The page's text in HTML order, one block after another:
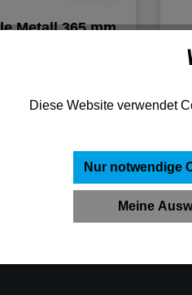
Metall 365 mm
Diese Website verwendet
Nur notwendige
Meine